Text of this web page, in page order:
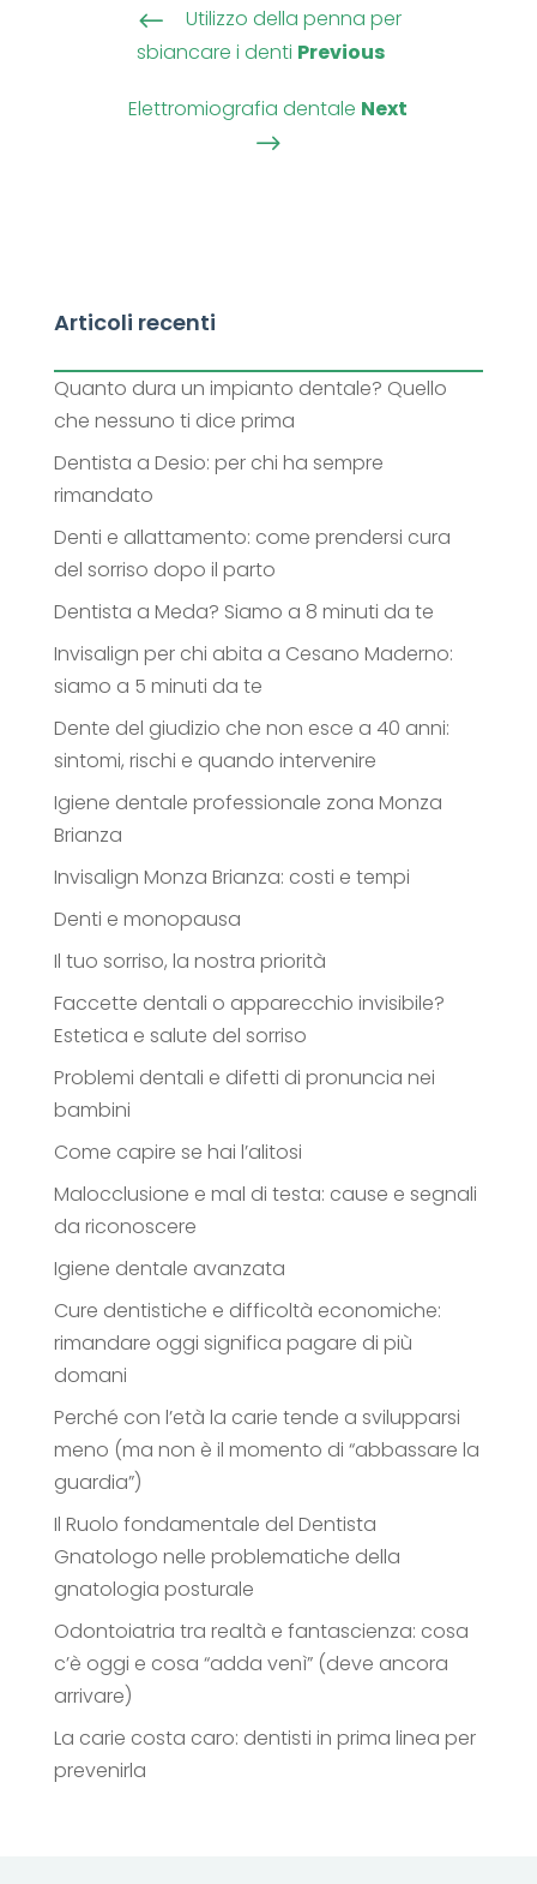
#
Utilizzo della penna per
sbiancare i denti Previous
Elettromiografia dentale Next
$
Articoli recenti
Quanto dura un impianto dentale? Quello
che nessuno ti dice prima
Dentista a Desio: per chi ha sempre
rimandato
Denti e allattamento: come prendersi cura
del sorriso dopo il parto
Dentista a Meda? Siamo a 8 minuti da te
Invisalign per chi abita a Cesano Maderno:
siamo a 5 minuti da te
Dente del giudizio che non esce a 40 anni:
sintomi, rischi e quando intervenire
Igiene dentale professionale zona Monza
Brianza
Invisalign Monza Brianza: costi e tempi
Denti e monopausa
Il tuo sorriso, la nostra priorità
Faccette dentali o apparecchio invisibile?
Estetica e salute del sorriso
Problemi dentali e difetti di pronuncia nei
bambini
Come capire se hai l’alitosi
Malocclusione e mal di testa: cause e segnali
da riconoscere
Igiene dentale avanzata
Cure dentistiche e difficoltà economiche:
rimandare oggi significa pagare di più
domani
Perché con l’età la carie tende a svilupparsi
meno (ma non è il momento di “abbassare la
guardia”)
Il Ruolo fondamentale del Dentista
Gnatologo nelle problematiche della
gnatologia posturale
Odontoiatria tra realtà e fantascienza: cosa
c’è oggi e cosa “adda venì” (deve ancora
arrivare)
La carie costa caro: dentisti in prima linea per
prevenirla